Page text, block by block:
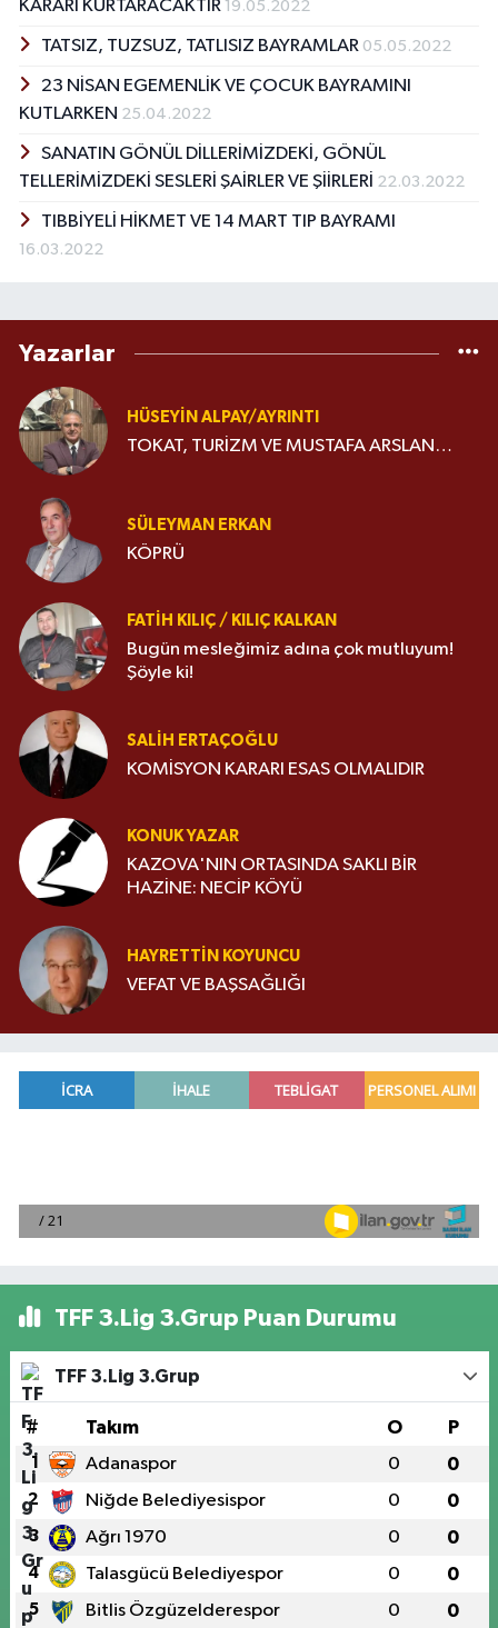
KARARI KURTARACAKTIR 19.05.2022
TATSIZ, TUZSUZ, TATLISIZ BAYRAMLAR 05.05.2022
23 NİSAN EGEMENLİK VE ÇOCUK BAYRAMINI
KUTLARKEN 25.04.2022
SANATIN GÖNÜL DİLLERİMİZDEKİ, GÖNÜL
TELLERİMİZDEKİ SESLERİ ŞAİRLER VE ŞİİRLERİ 22.03.2022
TIBBİYELİ HİKMET VE 14 MART TIP BAYRAMI
16.03.2022
Yazarlar
HÜSEYIN ALPAY/AYRINTI
TOKAT, TURİZM VE MUSTAFA ARSLAN…
SÜLEYMAN ERKAN
KÖPRÜ
FATIH KILIÇ / KILIÇ KALKAN
Bugün mesleğimiz adına çok mutluyum!
Şöyle ki!
SALIH ERTAÇOĞLU
KOMİSYON KARARI ESAS OLMALIDIR
KONUK YAZAR
KAZOVA'NIN ORTASINDA SAKLI BİR
HAZİNE: NECİP KÖYÜ
HAYRETTIN KOYUNCU
VEFAT VE BAŞSAĞLIĞI
TFF 3.Lig 3.Grup Puan Durumu
TFF 3.Lig 3.Grup
# Takım O P
1 Adanaspor 0 0
2 Niğde Belediyesispor 0 0
3 Ağrı 1970 0 0
4 Talasgücü Belediyespor 0 0
5 Bitlis Özgüzelderespor 0 0